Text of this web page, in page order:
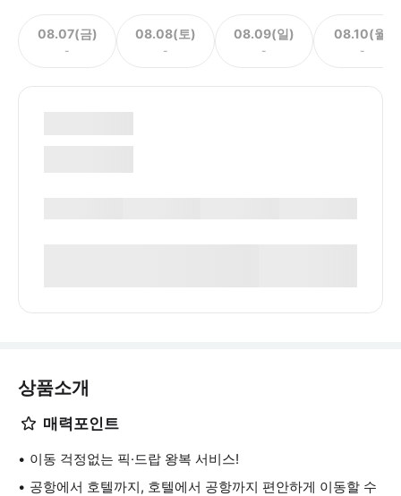
08.07(금)
-
08.08(토)
-
08.09(일)
-
08.10(월)
-
상품소개
매력포인트
이동 걱정없는 픽·드랍 왕복 서비스!
공항에서 호텔까지, 호텔에서 공항까지 편안하게 이동할 수